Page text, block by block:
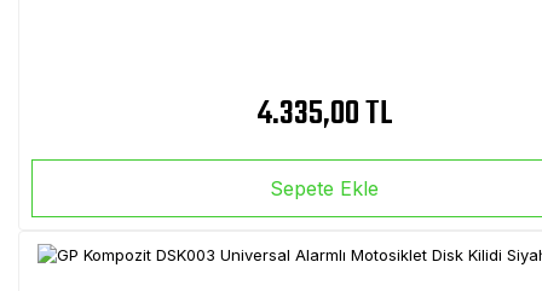
4.335,00 TL
Sepete Ekle